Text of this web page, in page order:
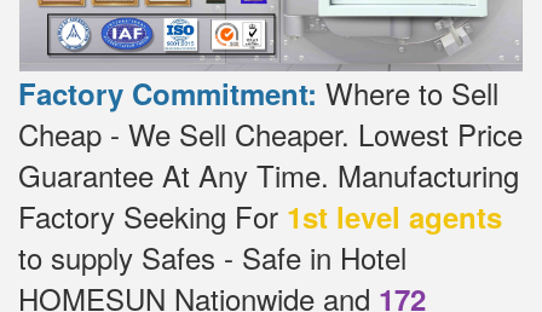
Factory Commitment: Where to Sell
Cheap - We Sell Cheaper. Lowest Price
Guarantee At Any Time. Manufacturing
Factory Seeking For 1st level agents
to supply Safes - Safe in Hotel
HOMESUN Nationwide and 172